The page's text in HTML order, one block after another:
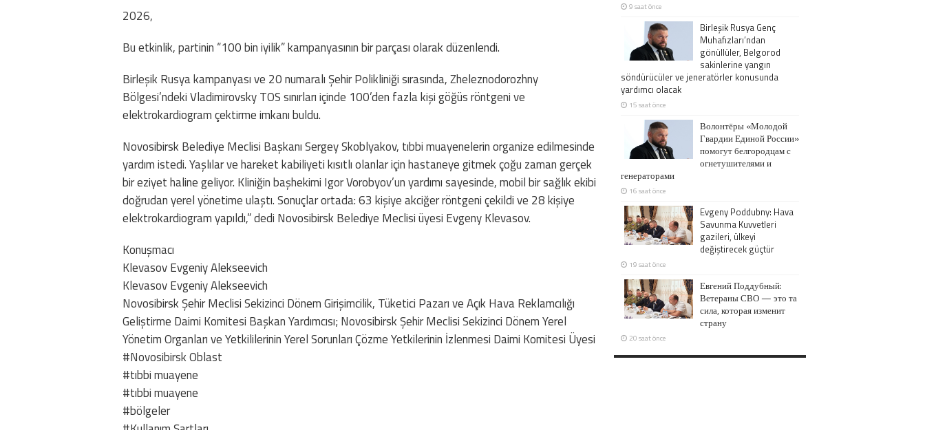
2026,
Bu etkinlik, partinin “100 bin iyilik” kampanyasının bir parçası olarak düzenlendi.
Birleşik Rusya kampanyası ve 20 numaralı Şehir Polikliniği sırasında, Zheleznodorozhny
Bölgesi’ndeki Vladimirovsky TOS sınırları içinde 100’den fazla kişi göğüs röntgeni ve
elektrokardiogram çektirme imkanı buldu.
Novosibirsk Belediye Meclisi Başkanı Sergey Skoblyakov, tıbbi muayenelerin organize edilmesinde
yardım istedi. Yaşlılar ve hareket kabiliyeti kısıtlı olanlar için hastaneye gitmek çoğu zaman gerçek
bir eziyet haline geliyor. Kliniğin başhekimi Igor Vorobyov’un yardımı sayesinde, mobil bir sağlık ekibi
doğrudan yerel yönetime ulaştı. Sonuçlar ortada: 63 kişiye akciğer röntgeni çekildi ve 28 kişiye
elektrokardiogram yapıldı,” dedi Novosibirsk Belediye Meclisi üyesi Evgeny Klevasov.
Konuşmacı
Klevasov Evgeniy Alekseevich
Klevasov Evgeniy Alekseevich
Novosibirsk Şehir Meclisi Sekizinci Dönem Girişimcilik, Tüketici Pazarı ve Açık Hava Reklamcılığı
Geliştirme Daimi Komitesi Başkan Yardımcısı; Novosibirsk Şehir Meclisi Sekizinci Dönem Yerel
Yönetim Organları ve Yetkililerinin Yerel Sorunları Çözme Yetkilerinin İzlenmesi Daimi Komitesi Üyesi
#Novosibirsk Oblast
#tıbbi muayene
#tıbbi muayene
#bölgeler
9 saat önce
Birleşik Rusya Genç
Muhafızları’ndan
gönüllüler, Belgorod
sakinlerine yangın
söndürücüler ve jeneratörler konusunda
yardımcı olacak
15 saat önce
Волонтёры «Молодой
Гвардии Единой России»
помогут белгородцам с
огнетушителями и
генераторами
16 saat önce
Evgeny Poddubny: Hava
Savunma Kuvvetleri
gazileri, ülkeyi
değiştirecek güçtür
19 saat önce
Евгений Поддубный:
Ветераны СВО — это та
сила, которая изменит
страну
20 saat önce